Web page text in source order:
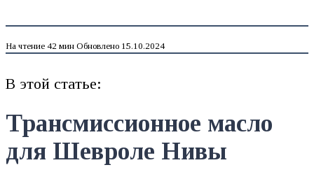
На чтение 42 мин Обновлено 15.10.2024
В этой статье:
Трансмиссионное масло
для Шевроле Нивы